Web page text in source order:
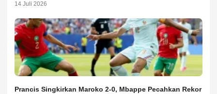
14 Juli 2026
Prancis Singkirkan Maroko 2-0, Mbappe Pecahkan Rekor